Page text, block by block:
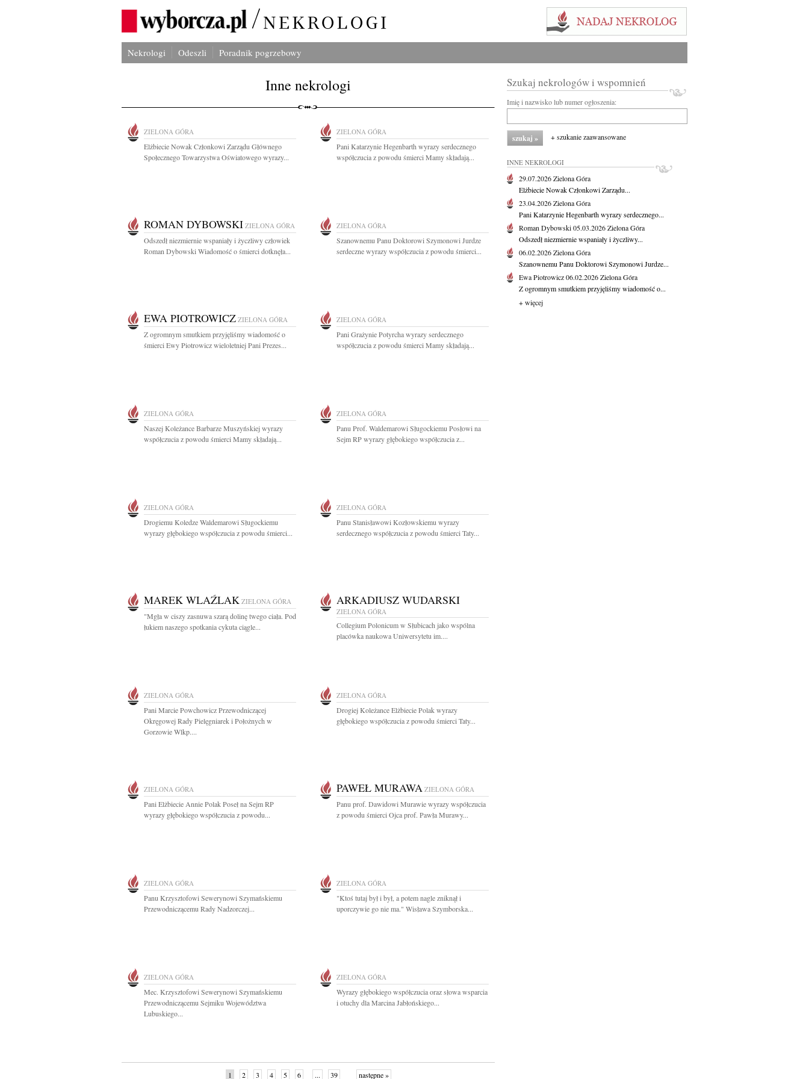
Nekrologi Odeszli Poradnik pogrzebowy
Inne nekrologi
ZIELONA GÓRA
Elżbiecie Nowak Członkowi Zarządu Głównego
Społecznego Towarzystwa Oświatowego wyrazy...
ZIELONA GÓRA
Pani Katarzynie Hegenbarth wyrazy serdecznego
współczucia z powodu śmierci Mamy składają...
ROMAN DYBOWSKI ZIELONA GÓRA
Odszedł niezmiernie wspaniały i życzliwy człowiek
Roman Dybowski Wiadomość o śmierci dotknęła...
ZIELONA GÓRA
Szanownemu Panu Doktorowi Szymonowi Jurdze
serdeczne wyrazy współczucia z powodu śmierci...
EWA PIOTROWICZ ZIELONA GÓRA
Z ogromnym smutkiem przyjęliśmy wiadomość o
śmierci Ewy Piotrowicz wieloletniej Pani Prezes...
ZIELONA GÓRA
Pani Grażynie Potyrcha wyrazy serdecznego
współczucia z powodu śmierci Mamy składają...
ZIELONA GÓRA
Naszej Koleżance Barbarze Muszyńskiej wyrazy
współczucia z powodu śmierci Mamy składają...
ZIELONA GÓRA
Panu Prof. Waldemarowi Sługockiemu Posłowi na
Sejm RP wyrazy głębokiego współczucia z...
ZIELONA GÓRA
Drogiemu Koledze Waldemarowi Sługockiemu
wyrazy głębokiego współczucia z powodu śmierci...
ZIELONA GÓRA
Panu Stanisławowi Kozłowskiemu wyrazy
serdecznego współczucia z powodu śmierci Taty...
MAREK WLAŹLAK ZIELONA GÓRA
"Mgła w ciszy zasnuwa szarą dolinę twego ciała. Pod
łukiem naszego spotkania cykuta ciągle...
ARKADIUSZ WUDARSKI
ZIELONA GÓRA
Collegium Polonicum w Słubicach jako wspólna
placówka naukowa Uniwersytetu im....
ZIELONA GÓRA
Pani Marcie Powchowicz Przewodniczącej
Okręgowej Rady Pielęgniarek i Położnych w
Gorzowie Wlkp....
ZIELONA GÓRA
Drogiej Koleżance Elżbiecie Polak wyrazy
głębokiego współczucia z powodu śmierci Taty...
ZIELONA GÓRA
Pani Elżbiecie Annie Polak Poseł na Sejm RP
wyrazy głębokiego współczucia z powodu...
PAWEŁ MURAWA ZIELONA GÓRA
Panu prof. Dawidowi Murawie wyrazy współczucia
z powodu śmierci Ojca prof. Pawła Murawy...
ZIELONA GÓRA
Panu Krzysztofowi Sewerynowi Szymańskiemu
Przewodniczącemu Rady Nadzorczej...
ZIELONA GÓRA
"Ktoś tutaj był i był, a potem nagle zniknął i
uporczywie go nie ma." Wisława Szymborska...
ZIELONA GÓRA
Mec. Krzysztofowi Sewerynowi Szymańskiemu
Przewodniczącemu Sejmiku Województwa
Lubuskiego...
ZIELONA GÓRA
Wyrazy głębokiego współczucia oraz słowa wsparcia
i otuchy dla Marcina Jabłońskiego...
1 2 3 4 5 6 ... 39 następne »
Szukaj nekrologów i wspomnień
Imię i nazwisko lub numer ogłoszenia:
+ szukanie zaawansowane
INNE NEKROLOGI
29.07.2026Zielona Góra
Elżbiecie Nowak Członkowi Zarządu...
23.04.2026Zielona Góra
Pani Katarzynie Hegenbarth wyrazy serdecznego...
Roman Dybowski05.03.2026Zielona Góra
Odszedł niezmiernie wspaniały i życzliwy...
06.02.2026Zielona Góra
Szanownemu Panu Doktorowi Szymonowi Jurdze...
Ewa Piotrowicz06.02.2026Zielona Góra
Z ogromnym smutkiem przyjęliśmy wiadomość o...
+ więcej